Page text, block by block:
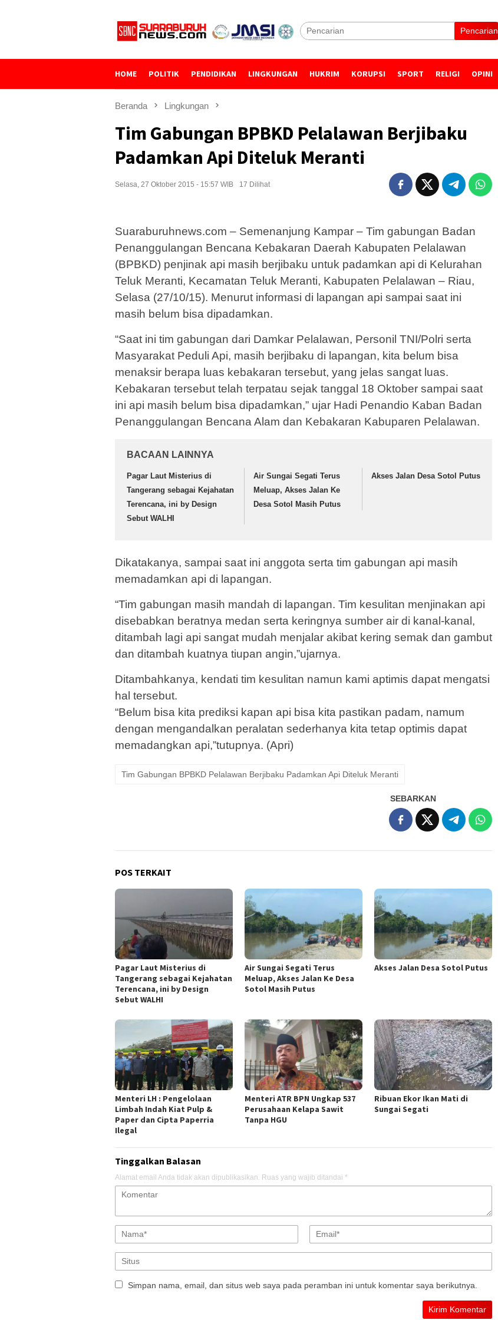
Pencarian
HOME POLITIK PENDIDIKAN LINGKUNGAN HUKRIM KORUPSI SPORT RELIGI OPINI
Beranda Lingkungan
Tim Gabungan BPBKD Pelalawan Berjibaku
Padamkan Api Diteluk Meranti
Selasa, 27 Oktober 2015 - 15:57 WIB 17 Dilihat
Suaraburuhnews.com – Semenanjung Kampar – Tim gabungan Badan
Penanggulangan Bencana Kebakaran Daerah Kabupaten Pelalawan
(BPBKD) penjinak api masih berjibaku untuk padamkan api di Kelurahan
Teluk Meranti, Kecamatan Teluk Meranti, Kabupaten Pelalawan – Riau,
Selasa (27/10/15). Menurut informasi di lapangan api sampai saat ini
masih belum bisa dipadamkan.
“Saat ini tim gabungan dari Damkar Pelalawan, Personil TNI/Polri serta
Masyarakat Peduli Api, masih berjibaku di lapangan, kita belum bisa
menaksir berapa luas kebakaran tersebut, yang jelas sangat luas.
Kebakaran tersebut telah terpatau sejak tanggal 18 Oktober sampai saat
ini api masih belum bisa dipadamkan,” ujar Hadi Penandio Kaban Badan
Penanggulangan Bencana Alam dan Kebakaran Kabuparen Pelalawan.
BACAAN LAINNYA
Pagar Laut Misterius di
Tangerang sebagai Kejahatan
Terencana, ini by Design
Sebut WALHI
Air Sungai Segati Terus
Meluap, Akses Jalan Ke
Desa Sotol Masih Putus
Akses Jalan Desa Sotol Putus
Dikatakanya, sampai saat ini anggota serta tim gabungan api masih
memadamkan api di lapangan.
“Tim gabungan masih mandah di lapangan. Tim kesulitan menjinakan api
disebabkan beratnya medan serta keringnya sumber air di kanal-kanal,
ditambah lagi api sangat mudah menjalar akibat kering semak dan gambut
dan ditambah kuatnya tiupan angin,”ujarnya.
Ditambahkanya, kendati tim kesulitan namun kami aptimis dapat mengatsi
hal tersebut.
“Belum bisa kita prediksi kapan api bisa kita pastikan padam, namum
dengan mengandalkan peralatan sederhanya kita tetap optimis dapat
memadangkan api,”tutupnya. (Apri)
Tim Gabungan BPBKD Pelalawan Berjibaku Padamkan Api Diteluk Meranti
SEBARKAN
POS TERKAIT
Pagar Laut Misterius di
Tangerang sebagai Kejahatan
Terencana, ini by Design
Sebut WALHI
Air Sungai Segati Terus
Meluap, Akses Jalan Ke Desa
Sotol Masih Putus
Akses Jalan Desa Sotol Putus
Menteri LH : Pengelolaan
Limbah Indah Kiat Pulp &
Paper dan Cipta Paperria
Ilegal
Menteri ATR BPN Ungkap 537
Perusahaan Kelapa Sawit
Tanpa HGU
Ribuan Ekor Ikan Mati di
Sungai Segati
Tinggalkan Balasan
Alamat email Anda tidak akan dipublikasikan. Ruas yang wajib ditandai *
Simpan nama, email, dan situs web saya pada peramban ini untuk komentar saya berikutnya.